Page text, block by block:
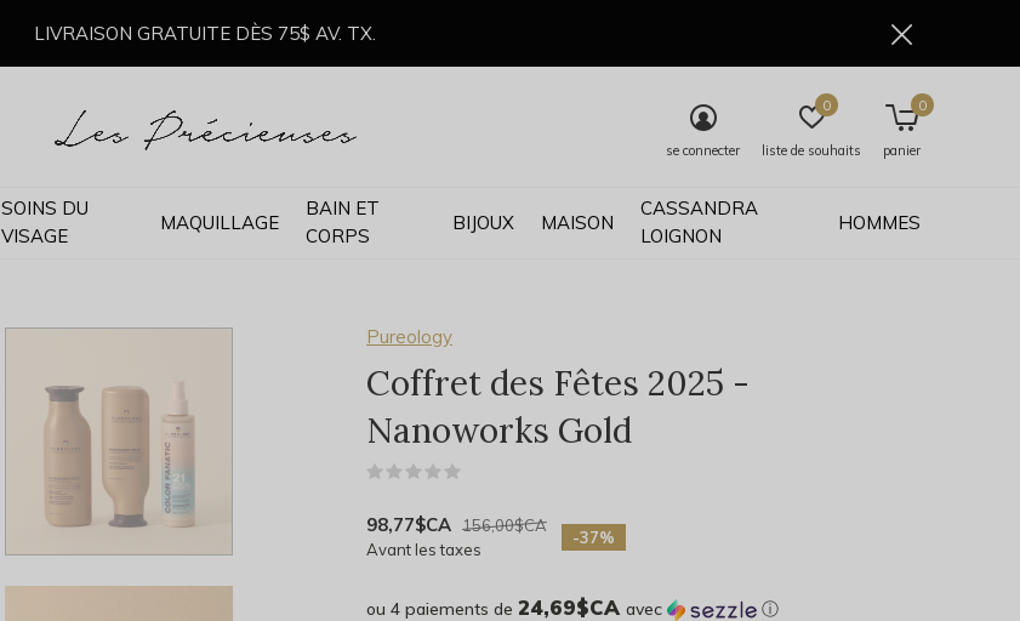
SOINS DU
VISAGE
MAQUILLAGE
BAIN ET
CORPS
BIJOUX MAISON
CASSANDRA
LOIGNON
HOMMES
se connecter liste de souhaits
0
panier
0
LIVRAISON GRATUITE DÈS 75$ AV. TX.
Pureology
Coffret des Fêtes 2025 -
Nanoworks Gold
98,77$CA 156,00$CA
Avant les taxes
-37%
ou 4 paiements de 24,69$CA avec ⓘ